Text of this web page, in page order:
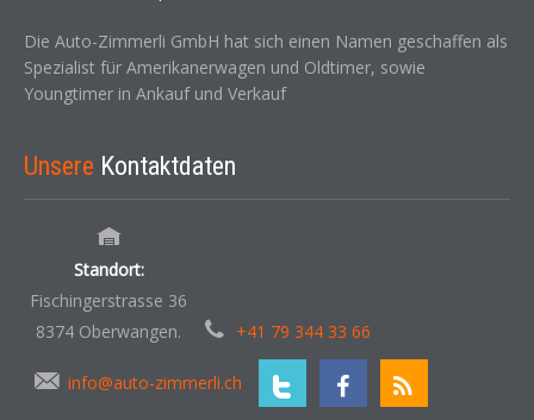
Die Auto-Zimmerli GmbH hat sich einen Namen geschaffen als
Spezialist für Amerikanerwagen und Oldtimer, sowie
Youngtimer in Ankauf und Verkauf
Unsere Kontaktdaten
Standort:
Fischingerstrasse 36
8374 Oberwangen.
+41 79 344 33 66
info@auto-zimmerli.ch